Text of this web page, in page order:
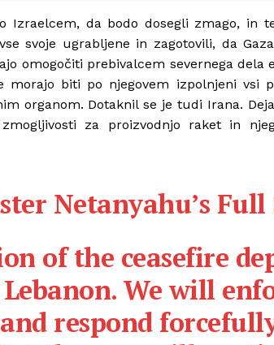
Izraelcem, da bodo dosegli zmago, in
svoje ugrabljene in zagotovili, da
omogočiti prebivalcem severnega dela
morajo biti po njegovem izpolnjeni vsi
organom. Dotaknil se je tudi Irana.
za proizvodnjo raket in
Netanyahu’s
of the ceasefire
We will
respond